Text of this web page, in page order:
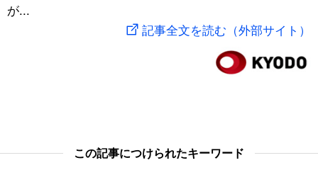
が...
記事全文を読む（外部サイト）
この記事につけられたキーワード